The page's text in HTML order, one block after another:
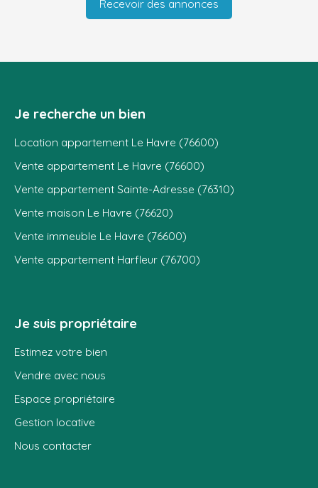
Recevoir des annonces
Je recherche un bien
Location appartement Le Havre (76600)
Vente appartement Le Havre (76600)
Vente appartement Sainte-Adresse (76310)
Vente maison Le Havre (76620)
Vente immeuble Le Havre (76600)
Vente appartement Harfleur (76700)
Je suis propriétaire
Estimez votre bien
Vendre avec nous
Espace propriétaire
Gestion locative
Nous contacter